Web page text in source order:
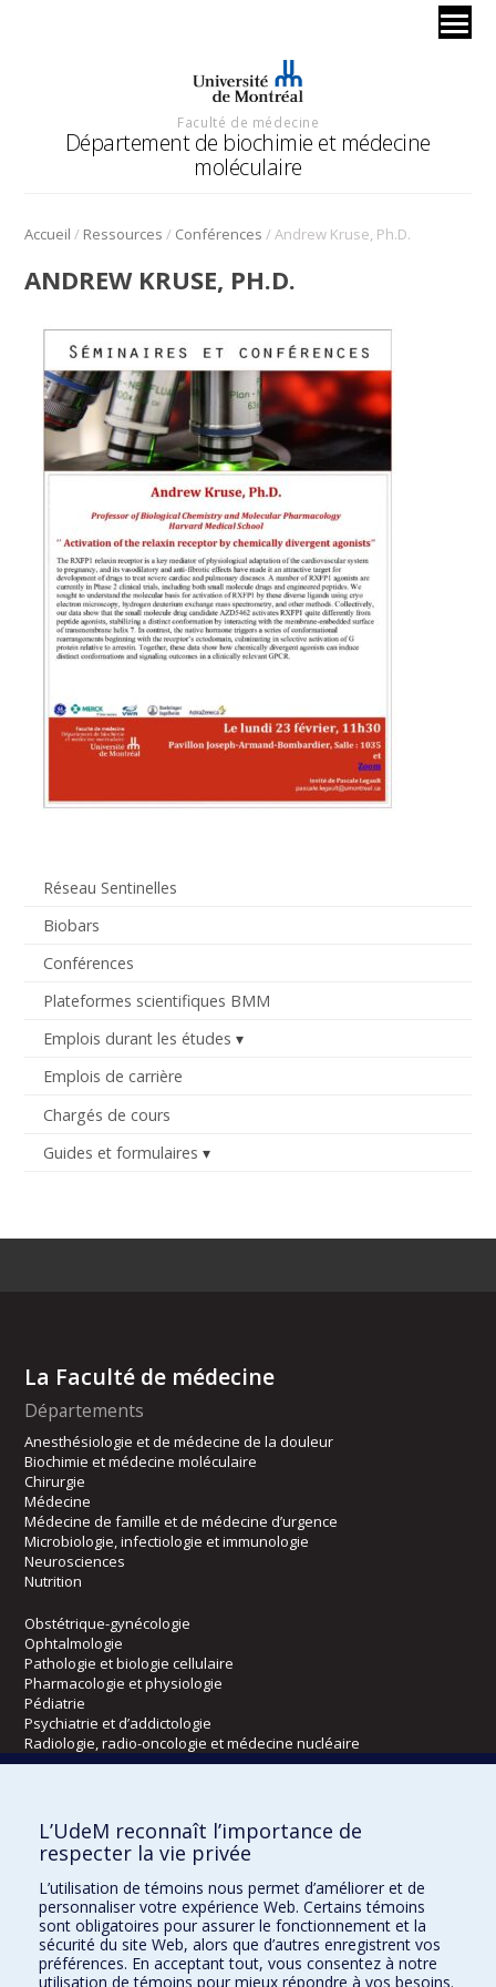
Faculté de médecine
Département de biochimie et médecine
moléculaire
Accueil / Ressources / Conférences /Andrew Kruse, Ph.D.
Réseau Sentinelles
Biobars
Conférences
Plateformes scientifiques BMM
Emplois durant les études
Emplois de carrière
Chargés de cours
Guides et formulaires
ANDREW KRUSE, PH.D.
La Faculté de médecine
Départements
Anesthésiologie et de médecine de la douleur
Biochimie et médecine moléculaire
Chirurgie
Médecine
Médecine de famille et de médecine d’urgence
Microbiologie, infectiologie et immunologie
Neurosciences
Nutrition
Obstétrique-gynécologie
Ophtalmologie
Pathologie et biologie cellulaire
Pharmacologie et physiologie
Pédiatrie
Psychiatrie et d’addictologie
Radiologie, radio-oncologie et médecine nucléaire
Écoles
Kinésiologie et des sciences de l’activité physique
Orthophonie et audiologie
Réadaptation
Directions
DPC
L’UdeM reconnaît l’importance de
respecter la vie privée
L’utilisation de témoins nous permet d’améliorer et de
personnaliser votre expérience Web. Certains témoins
sont obligatoires pour assurer le fonctionnement et la
sécurité du site Web, alors que d’autres enregistrent vos
préférences. En acceptant tout, vous consentez à notre
utilisation de témoins pour mieux répondre à vos besoins.